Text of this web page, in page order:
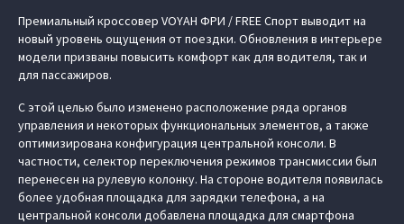
Премиальный кроссовер VOYAH ФРИ / FREE Спорт выводит на
новый уровень ощущения от поездки. Обновления в интерьере
модели призваны повысить комфорт как для водителя, так и
для пассажиров.
С этой целью было изменено расположение ряда органов
управления и некоторых функциональных элементов, а также
оптимизирована конфигурация центральной консоли. В
частности, селектор переключения режимов трансмиссии был
перенесен на рулевую колонку. На стороне водителя появилась
более удобная площадка для зарядки телефона, а на
центральной консоли добавлена площадка для смартфона